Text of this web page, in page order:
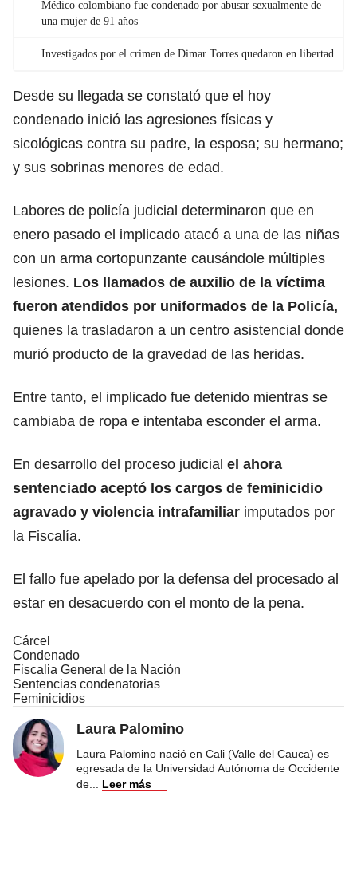
Médico colombiano fue condenado por abusar sexualmente de
una mujer de 91 años
Investigados por el crimen de Dimar Torres quedaron en libertad
Desde su llegada se constató que el hoy
condenado inició las agresiones físicas y
sicológicas contra su padre, la esposa; su hermano;
y sus sobrinas menores de edad.
Labores de policía judicial determinaron que en
enero pasado el implicado atacó a una de las niñas
con un arma cortopunzante causándole múltiples
lesiones. Los llamados de auxilio de la víctima
fueron atendidos por uniformados de la Policía,
quienes la trasladaron a un centro asistencial donde
murió producto de la gravedad de las heridas.
Entre tanto, el implicado fue detenido mientras se
cambiaba de ropa e intentaba esconder el arma.
En desarrollo del proceso judicial el ahora
sentenciado aceptó los cargos de feminicidio
agravado y violencia intrafamiliar imputados por
la Fiscalía.
El fallo fue apelado por la defensa del procesado al
estar en desacuerdo con el monto de la pena.
Cárcel
Condenado
Fiscalia General de la Nación
Sentencias condenatorias
Feminicidios
Laura Palomino
Laura Palomino nació en Cali (Valle del Cauca) es
egresada de la Universidad Autónoma de Occidente
de
Leer más